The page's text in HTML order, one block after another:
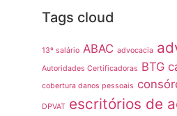
Tags cloud
13º salário ABAC advocacia
Autoridades Certificadoras BTG
cobertura danos pessoais
DPVAT escritórios de